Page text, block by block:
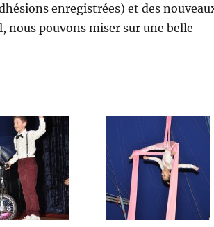
enregistrées) et des
nous pouvons miser sur une belle